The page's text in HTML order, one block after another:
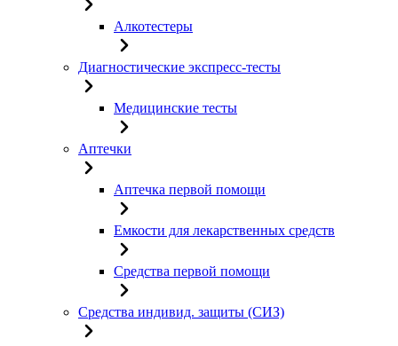
Алкотестеры
Диагностические экспресс-тесты
Медицинские тесты
Аптечки
Аптечка первой помощи
Емкости для лекарственных средств
Средства первой помощи
Средства индивид. защиты (СИЗ)